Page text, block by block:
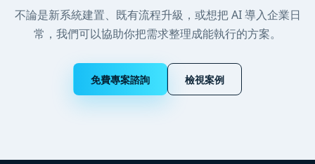
不論是新系統建置、既有流程升級，或想把 AI 導入企業日
常，我們可以協助你把需求整理成能執行的方案。
免費專案諮詢 檢視案例